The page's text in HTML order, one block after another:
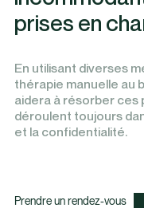
prises en
En utilisant diverses
thérapie manuelle au
aidera à résorber ces
déroulent toujours
et la confidentialité.
Prendre un rendez-vous